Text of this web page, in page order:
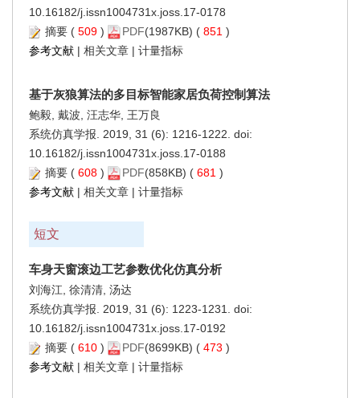
10.16182/j.issn1004731x.joss.17-0178
摘要 ( 509 ) PDF(1987KB) ( 851 )
参考文献 | 相关文章 | 计量指标
基于灰狼算法的多目标智能家居负荷控制算法
鲍毅, 戴波, 汪志华, 王万良
系统仿真学报. 2019, 31 (6): 1216-1222. doi:
10.16182/j.issn1004731x.joss.17-0188
摘要 ( 608 ) PDF(858KB) ( 681 )
参考文献 | 相关文章 | 计量指标
短文
车身天窗滚边工艺参数优化仿真分析
刘海江, 徐清清, 汤达
系统仿真学报. 2019, 31 (6): 1223-1231. doi:
10.16182/j.issn1004731x.joss.17-0192
摘要 ( 610 ) PDF(8699KB) ( 473 )
参考文献 | 相关文章 | 计量指标